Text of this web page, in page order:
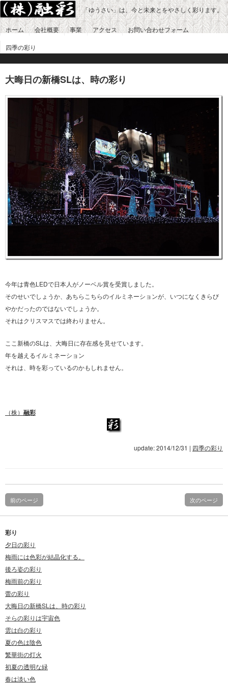
「ゆうさい」は、今と未来とをやさしく彩ります。
ホーム 会社概要 事業 アクセス お問い合わせフォーム
四季の彩り
大晦日の新橋SLは、時の彩り
今年は青色LEDで日本人がノーベル賞を受賞しました。
そのせいでしょうか、あちらこちらのイルミネーションが、いつになくきらび
やかだったのではないでしょうか。
それはクリスマスでは終わりません。
ここ新橋のSLは、大晦日に存在感を見せています。
年を越えるイルミネーション
それは、時を彩っているのかもしれません。
（株） 融彩
update: 2014/12/31 | 四季の彩り
前のページ 次のページ
彩り
夕日の彩り
梅雨には色彩が結晶化する。
後ろ姿の彩り
梅雨前の彩り
蕾の彩り
大晦日の新橋SLは、時の彩り
そらの彩りは宇宙色
雲は白の彩り
夏の色は陰色
繁華街の灯火
初夏の透明な緑
春は淡い色